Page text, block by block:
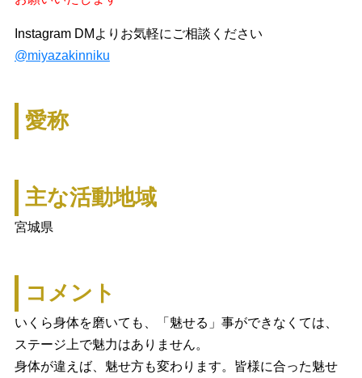
Instagram DMよりお気軽にご相談ください
@miyazakinniku
愛称
主な活動地域
宮城県
コメント
いくら身体を磨いても、「魅せる」事ができなくては、
ステージ上で魅力はありません。
身体が違えば、魅せ方も変わります。皆様に合った魅せ